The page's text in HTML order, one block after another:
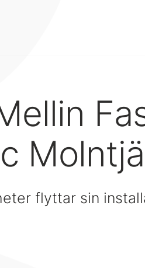
flyttar sin